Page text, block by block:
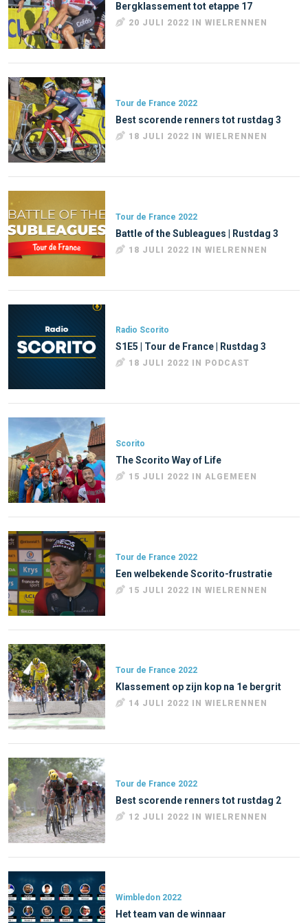
Bergklassement tot etappe 17
20 JULI 2022 IN WIELRENNEN
Tour de France 2022
Best scorende renners tot rustdag 3
18 JULI 2022 IN WIELRENNEN
Tour de France 2022
Battle of the Subleagues | Rustdag 3
18 JULI 2022 IN WIELRENNEN
Radio Scorito
S1E5 | Tour de France | Rustdag 3
18 JULI 2022 IN PODCAST
Scorito
The Scorito Way of Life
15 JULI 2022 IN ALGEMEEN
Tour de France 2022
Een welbekende Scorito-frustratie
15 JULI 2022 IN WIELRENNEN
Tour de France 2022
Klassement op zijn kop na 1e bergrit
14 JULI 2022 IN WIELRENNEN
Tour de France 2022
Best scorende renners tot rustdag 2
12 JULI 2022 IN WIELRENNEN
Wimbledon 2022
Het team van de winnaar